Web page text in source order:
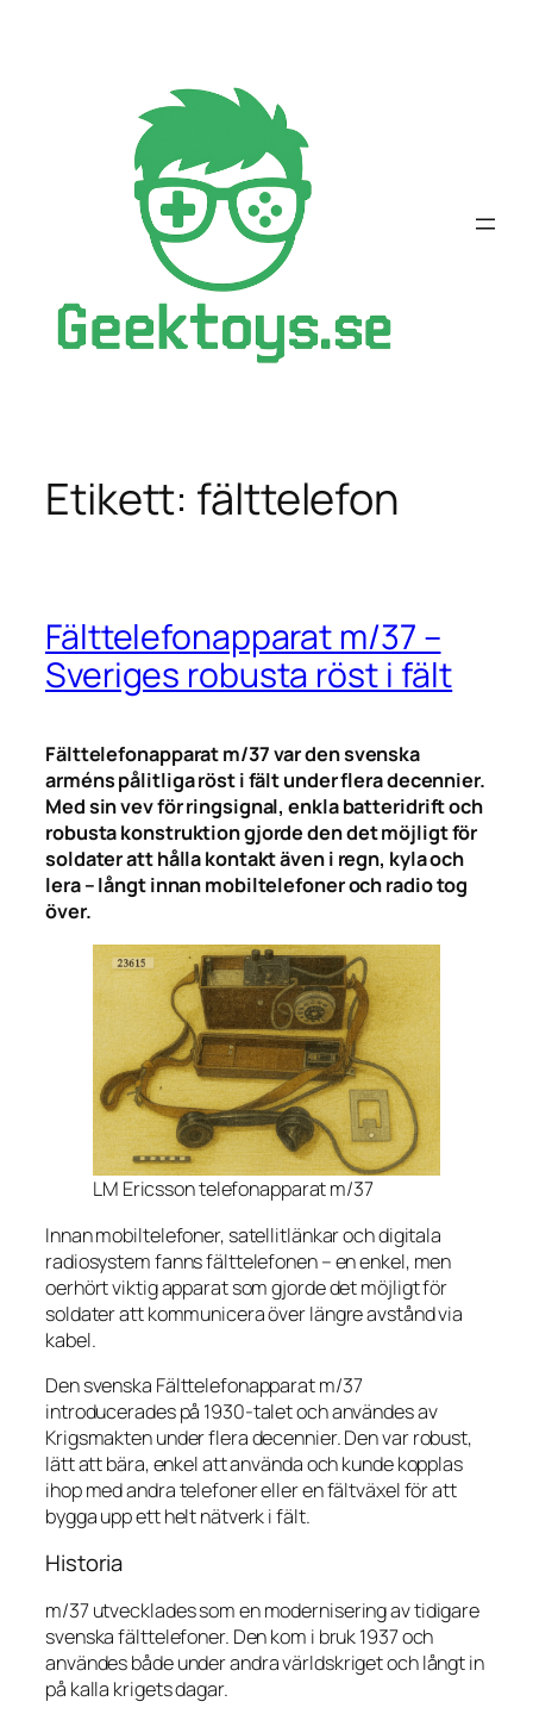
Etikett: fälttelefon
Fälttelefonapparat m/37 –
Sveriges robusta röst i fält
Fälttelefonapparat m/37 var den svenska
arméns pålitliga röst i fält under flera decennier.
Med sin vev för ringsignal, enkla batteridrift och
robusta konstruktion gjorde den det möjligt för
soldater att hålla kontakt även i regn, kyla och
lera – långt innan mobiltelefoner och radio tog
över.
LM Ericsson telefonapparat m/37
Innan mobiltelefoner, satellitlänkar och digitala
radiosystem fanns fälttelefonen – en enkel, men
oerhört viktig apparat som gjorde det möjligt för
soldater att kommunicera över längre avstånd via
kabel.
Den svenska Fälttelefonapparat m/37
introducerades på 1930-talet och användes av
Krigsmakten under flera decennier. Den var robust,
lätt att bära, enkel att använda och kunde kopplas
ihop med andra telefoner eller en fältväxel för att
bygga upp ett helt nätverk i fält.
Historia
m/37 utvecklades som en modernisering av tidigare
svenska fälttelefoner. Den kom i bruk 1937 och
användes både under andra världskriget och långt in
på kalla krigets dagar.